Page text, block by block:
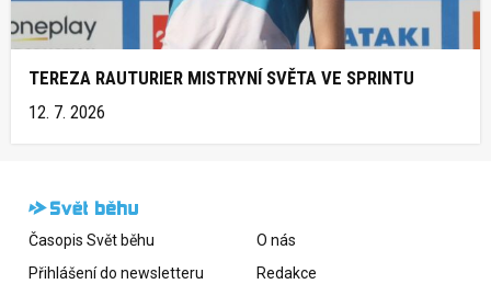
TEREZA RAUTURIER MISTRYNÍ SVĚTA VE SPRINTU
12. 7. 2026
Časopis Svět běhu
Přihlášení do newsletteru
O nás
Redakce